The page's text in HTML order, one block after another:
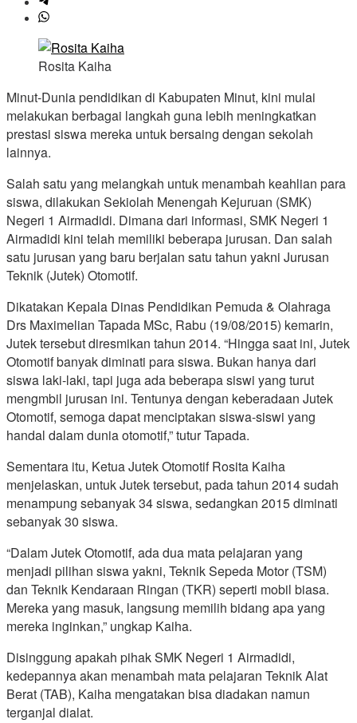
Rosita Kaiha
Minut-Dunia pendidikan di Kabupaten Minut, kini mulai
melakukan berbagai langkah guna lebih meningkatkan
prestasi siswa mereka untuk bersaing dengan sekolah
lainnya.
Salah satu yang melangkah untuk menambah keahlian para
siswa, dilakukan Sekiolah Menengah Kejuruan (SMK)
Negeri 1 Airmadidi. Dimana dari informasi, SMK Negeri 1
Airmadidi kini telah memiliki beberapa jurusan. Dan salah
satu jurusan yang baru berjalan satu tahun yakni Jurusan
Teknik (Jutek) Otomotif.
Dikatakan Kepala Dinas Pendidikan Pemuda & Olahraga
Drs Maximelian Tapada MSc, Rabu (19/08/2015) kemarin,
Jutek tersebut diresmikan tahun 2014. “Hingga saat ini, Jutek
Otomotif banyak diminati para siswa. Bukan hanya dari
siswa laki-laki, tapi juga ada beberapa siswi yang turut
mengmbil jurusan ini. Tentunya dengan keberadaan Jutek
Otomotif, semoga dapat menciptakan siswa-siswi yang
handal dalam dunia otomotif,” tutur Tapada.
Sementara itu, Ketua Jutek Otomotif Rosita Kaiha
menjelaskan, untuk Jutek tersebut, pada tahun 2014 sudah
menampung sebanyak 34 siswa, sedangkan 2015 diminati
sebanyak 30 siswa.
“Dalam Jutek Otomotif, ada dua mata pelajaran yang
menjadi pilihan siswa yakni, Teknik Sepeda Motor (TSM)
dan Teknik Kendaraan Ringan (TKR) seperti mobil biasa.
Mereka yang masuk, langsung memilih bidang apa yang
mereka inginkan,” ungkap Kaiha.
Disinggung apakah pihak SMK Negeri 1 Airmadidi,
kedepannya akan menambah mata pelajaran Teknik Alat
Berat (TAB), Kaiha mengatakan bisa diadakan namun
terganjal dialat.